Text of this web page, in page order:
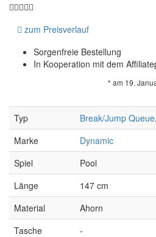
zum Preisverlauf
Sorgenfreie Bestellung
In Kooperation mit dem
* am 19.
Typ Break/Jump Queue,
Marke
Dynamic
Spiel
Pool
Länge
147 cm
Material
Ahorn
Tasche
-